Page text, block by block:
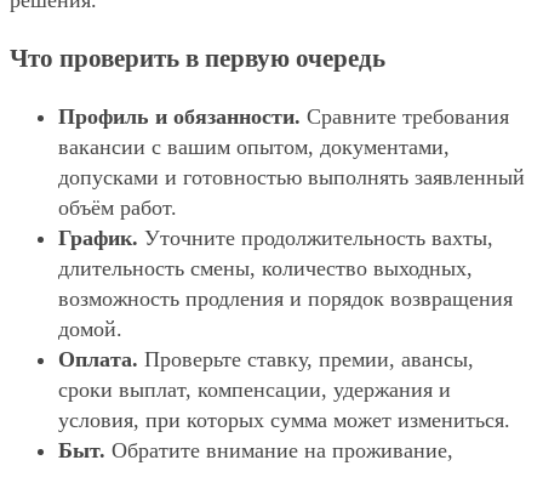
Что проверить в первую очередь
Профиль и обязанности. Сравните требования
вакансии с вашим опытом, документами,
допусками и готовностью выполнять заявленный
объём работ.
График. Уточните продолжительность вахты,
длительность смены, количество выходных,
возможность продления и порядок возвращения
домой.
Оплата. Проверьте ставку, премии, авансы,
сроки выплат, компенсации, удержания и
условия, при которых сумма может измениться.
Быт. Обратите внимание на проживание,